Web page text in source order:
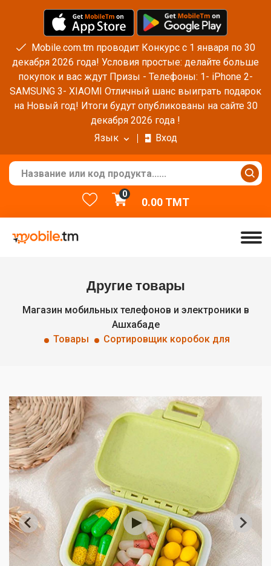
Mobile.com.tm проводит Конкурс с 1 января по 30
декабря 2026 года! Условия простые: делайте больше
покупок и вас ждут Призы - Телефоны: 1- iPhone 2-
SAMSUNG 3- XIAOMI Отличный шанс выиграть подарок
на Новый год! Итоги будут опубликованы на сайте 30
декабря 2026 года !
Язык
Вход
0
0.00TMT
Другие товары
Магазин мобильных телефонов и электроники в
Ашхабаде
Товары
Сортировщик коробок для